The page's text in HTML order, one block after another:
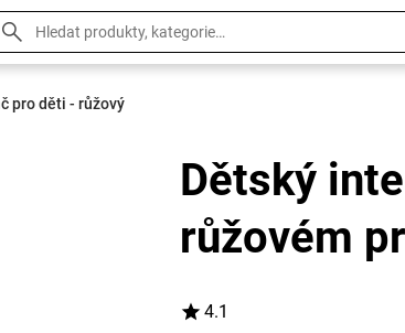
pro děti - růžový
Dětský
růžovém
4.1